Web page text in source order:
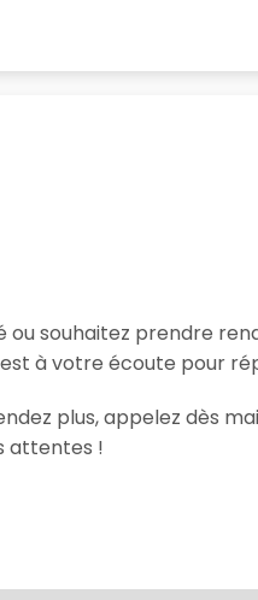
ou souhaitez prendre
à votre écoute pour
plus, appelez dès
attentes !